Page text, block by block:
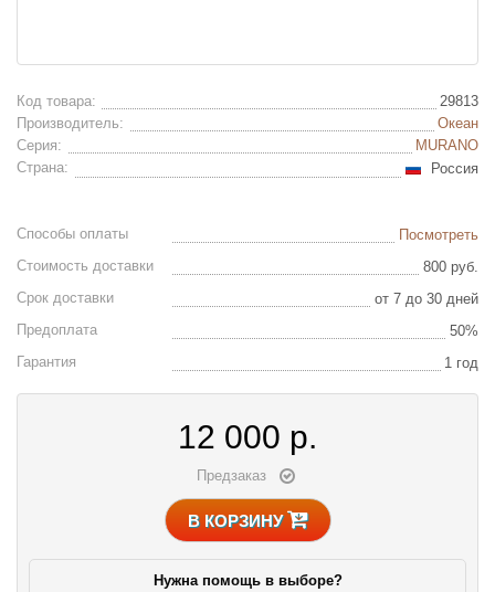
Код товара:
29813
Производитель:
Океан
Серия:
MURANO
Страна:
Россия
Способы оплаты
Посмотреть
Стоимость доставки
800 руб.
Срок доставки
от 7 до 30 дней
Предоплата
50%
Гарантия
1 год
12 000 р.
Предзаказ
В КОРЗИНУ
Нужна помощь в выборе?